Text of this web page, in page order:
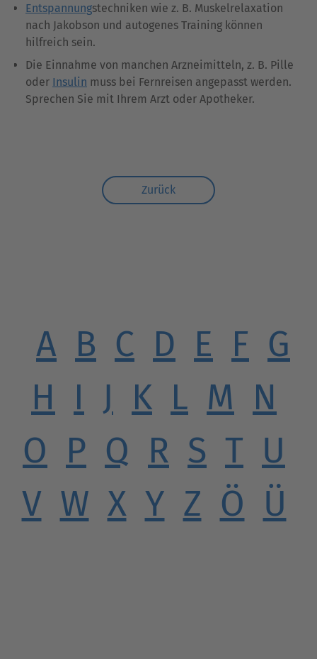
Entspannungstechniken wie z. B. Muskelrelaxation
nach Jakobson und autogenes Training können
hilfreich sein.
Die Einnahme von manchen Arzneimitteln, z. B. Pille
oder Insulin muss bei Fernreisen angepasst werden.
Sprechen Sie mit Ihrem Arzt oder Apotheker.
Zurück
A B C D E F G
H I J K L M N
O P Q R S T U
V W X Y Z Ö Ü